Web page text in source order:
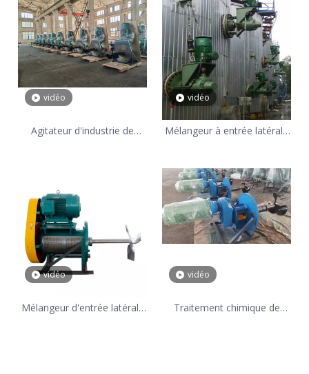
vidéo
Agitateur d'industrie de
vidéo
Mélangeur à entrée latérale
vidéo
Mélangeur d'entrée latérale
vidéo
Traitement chimique de